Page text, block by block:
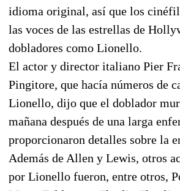
idioma original, así que los
las voces de las estrellas de
dobladores como Lionello.
El actor y director italiano Pier
Pingitore, que hacía números de
Lionello, dijo que el doblador
mañana después de una larga
proporcionaron detalles sobre la
Además de Allen y Lewis, otros
por Lionello fueron, entre otros,